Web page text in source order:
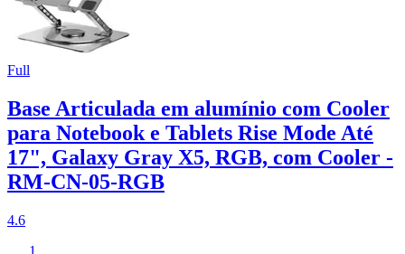
Full
Base Articulada em alumínio com Cooler
para Notebook e Tablets Rise Mode Até
17", Galaxy Gray X5, RGB, com Cooler -
RM-CN-05-RGB
4.6